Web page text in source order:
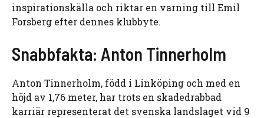
inspirationskälla och riktar en varning till Emil
Forsberg efter dennes klubbyte.
Snabbfakta: Anton Tinnerholm
Anton Tinnerholm, född i Linköping och med en
höjd av 1,76 meter, har trots en skadedrabbad
karriär representerat det svenska landslaget vid 9